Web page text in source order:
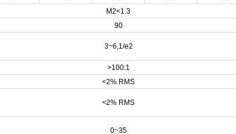
M2<1.3
90
3~6,1/e2
>100:1
<2% RMS
<2% RMS
0~35